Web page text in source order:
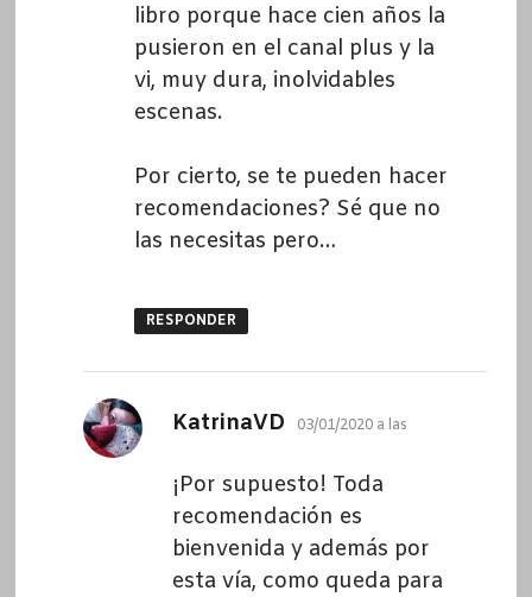
libro porque hace cien años la
pusieron en el canal plus y la
vi, muy dura, inolvidables
escenas.
Por cierto, se te pueden hacer
recomendaciones? Sé que no
las necesitas pero…
RESPONDER
KatrinaVD dice:
03/01/2020 a las
¡Por supuesto! Toda
recomendación es
bienvenida y además por
esta vía, como queda para